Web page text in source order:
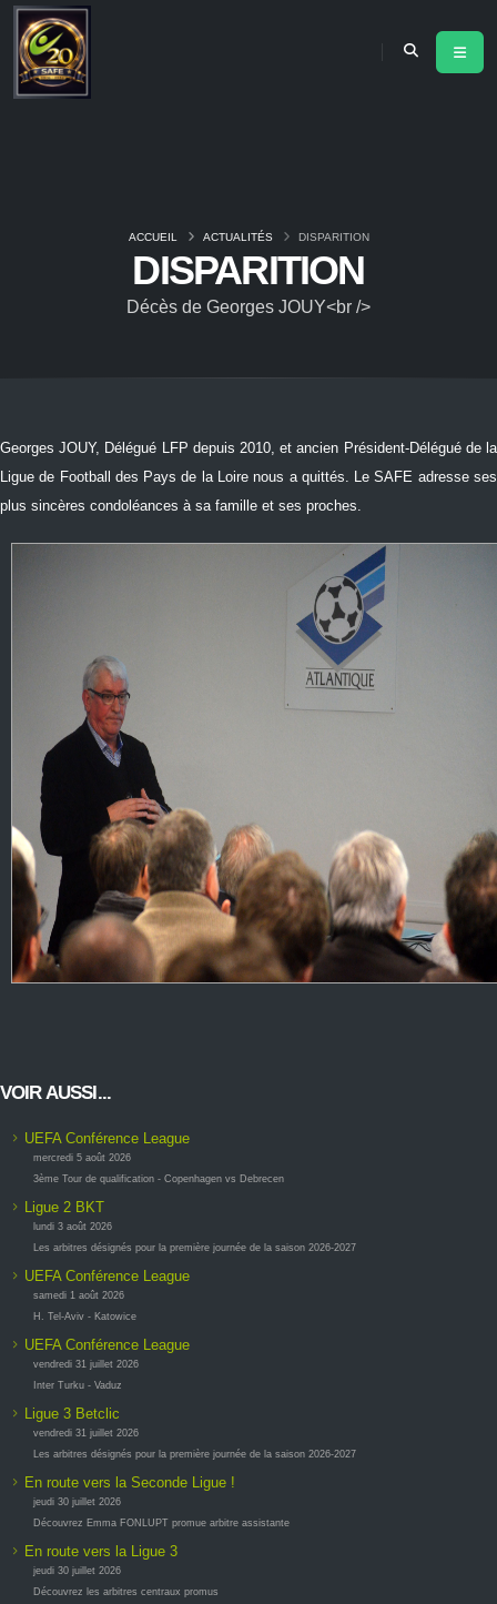
DISPARITION
Décès de Georges JOUY<br />
ACCUEIL ACTUALITÉS DISPARITION
Georges JOUY, Délégué LFP depuis 2010, et ancien Président-Délégué de la
Ligue de Football des Pays de la Loire nous a quittés. Le SAFE adresse ses
plus sincères condoléances à sa famille et ses proches.
VOIR AUSSI...
UEFA Conférence League
mercredi 5 août 2026
3ème Tour de qualification - Copenhagen vs Debrecen
Ligue 2 BKT
lundi 3 août 2026
Les arbitres désignés pour la première journée de la saison 2026-2027
UEFA Conférence League
samedi 1 août 2026
H. Tel-Aviv - Katowice
UEFA Conférence League
vendredi 31 juillet 2026
Inter Turku - Vaduz
Ligue 3 Betclic
vendredi 31 juillet 2026
Les arbitres désignés pour la première journée de la saison 2026-2027
En route vers la Seconde Ligue !
jeudi 30 juillet 2026
Découvrez Emma FONLUPT promue arbitre assistante
En route vers la Ligue 3
jeudi 30 juillet 2026
Découvrez les arbitres centraux promus